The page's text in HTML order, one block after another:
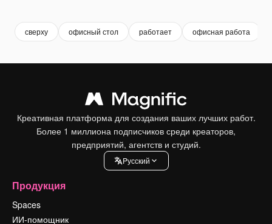
сверху офисный стол работает офисная работа
Креативная платформа для создания ваших лучших работ.
Более 1 миллиона подписчиков среди креаторов,
предприятий, агентств и студий.
Pусский
Продукция
Spaces
ИИ-помощник